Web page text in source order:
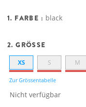
1. FARBE : black
2. GRÖSSE
XS S M
Zur Grössentabelle
Nicht verfügbar